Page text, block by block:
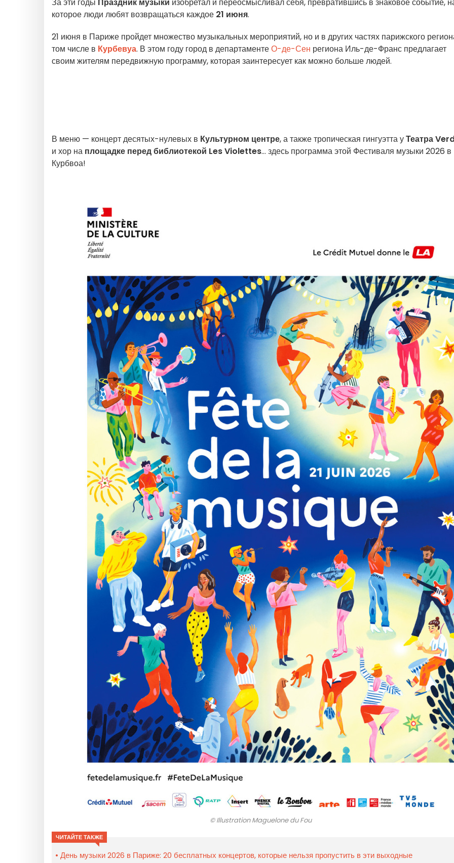
которое люди любят возвращаться каждое 21 июня.
21 июня в Париже пройдет множество музыкальных мероприятий, но и в других частях парижского
том числе в Курбевуа. В этом году город в департаментеО-де-Сен региона Иль-де-Франс предлагает
своим жителям передвижную программу, которая заинтересует как можно больше людей.
В меню — концерт десятых-нулевых в Культурном центре, а также тропическая гингуэтта уТеатра
и хор на площадке перед библиотекой Les Violettes... здесь программа этой Фестиваля музыки 2026 в
Курбвоа!
© Illustration Maguelone du Fou
ЧИТАЙТЕ ТАКЖЕ
День музыки 2026 в Париже: 20 бесплатных концертов, которые нельзя пропустить в эти выходные